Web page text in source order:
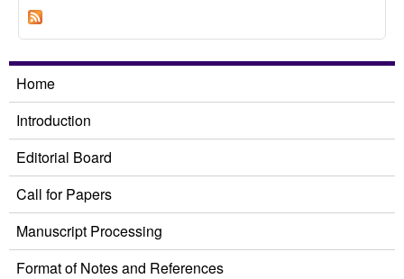
Home
Introduction
Editorial Board
Call for Papers
Manuscript Processing
Format of Notes and References